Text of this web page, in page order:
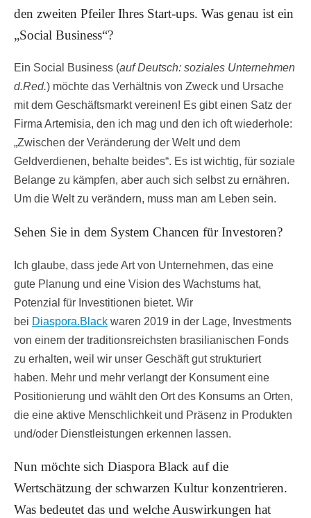
den zweiten Pfeiler Ihres Start-ups. Was genau ist ein
„Social Business“?
Ein Social Business (auf Deutsch: soziales Unternehmen
d.Red.) möchte das Verhältnis von Zweck und Ursache
mit dem Geschäftsmarkt vereinen! Es gibt einen Satz der
Firma Artemisia, den ich mag und den ich oft wiederhole:
„Zwischen der Veränderung der Welt und dem
Geldverdienen, behalte beides“. Es ist wichtig, für soziale
Belange zu kämpfen, aber auch sich selbst zu ernähren.
Um die Welt zu verändern, muss man am Leben sein.
Sehen Sie in dem System Chancen für Investoren?
Ich glaube, dass jede Art von Unternehmen, das eine
gute Planung und eine Vision des Wachstums hat,
Potenzial für Investitionen bietet. Wir
bei Diaspora.Black waren 2019 in der Lage, Investments
von einem der traditionsreichsten brasilianischen Fonds
zu erhalten, weil wir unser Geschäft gut strukturiert
haben. Mehr und mehr verlangt der Konsument eine
Positionierung und wählt den Ort des Konsums an Orten,
die eine aktive Menschlichkeit und Präsenz in Produkten
und/oder Dienstleistungen erkennen lassen.
Nun möchte sich Diaspora Black auf die
Wertschätzung der schwarzen Kultur konzentrieren.
Was bedeutet das und welche Auswirkungen hat